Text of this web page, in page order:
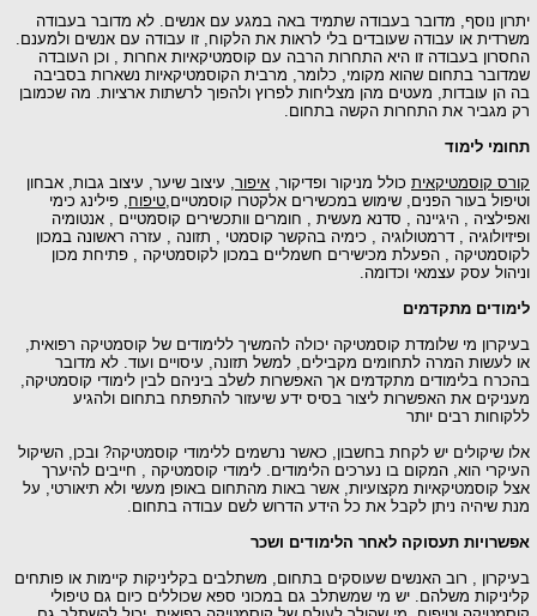
נוסף, מדובר בעבודה שתמיד באה במגע עם אנשים. לא מדובר בעבודה
או עבודה שעובדים בלי לראות את הלקוח, זו עבודה עם אנשים ולמענם.
בעבודה זו היא התחרות הרבה עם קוסמטיקאיות אחרות , וכן העובדה
בתחום שהוא מקומי, כלומר, מרבית הקוסמטיקאיות נשארות בסביבה
עובדות, מעטים מהן מצליחות לפרוץ ולהפוך לרשתות ארציות. מה שכמובן
את התחרות הקשה בתחום.
לימוד
קוסמטיקאיתכולל מניקור ופדיקור,איפור, עיצוב שיער, עיצוב גבות, אבחון
בעור הפנים, שימוש במכשירים אלקטרו קוסמטיים,טיפוח, פילינג כימי
, היגיינה , סדנא מעשית , חומרים וותכשירים קוסמטיים , אנטומיה
, דרמטולוגיה , כימיה בהקשר קוסמטי , תזונה , עזרה ראשונה במכון
, הפעלת מכישירים חשמליים במכון לקוסמטיקה , פתיחת מכון
עסק עצמאי וכדומה.
מתקדמים
מי שלומדת קוסמטיקה יכולה להמשיך ללימודים של קוסמטיקה רפואית,
המרה לתחומים מקבילים, למשל תזונה, עיסויים ועוד. לא מדובר
בלימודים מתקדמים אך האפשרות לשלב ביניהם לבין לימודי קוסמטיקה,
את האפשרות ליצור בסיס ידע שיעזור להתפתח בתחום ולהגיע
רבים יותר
שיקולים יש לקחת בחשבון, כאשר נרשמים ללימודי קוסמטיקה? ובכן, השיקול
הוא, המקום בו נערכים הלימודים. לימודי קוסמטיקה , חייבים להיערך
קוסמטיקאיות מקצועיות, אשר באות מהתחום באופן מעשי ולא תיאורטי, על
שיהיה ניתן לקבל את כל הידע הדרוש לשם עבודה בתחום.
תעסוקה לאחר הלימודים ושכר
, רוב האנשים שעוסקים בתחום, משתלבים בקליניקות קיימות או פותחים
משלהם. יש מי שמשתלב גם במכוני ספא שכוללים כיום גם טיפולי